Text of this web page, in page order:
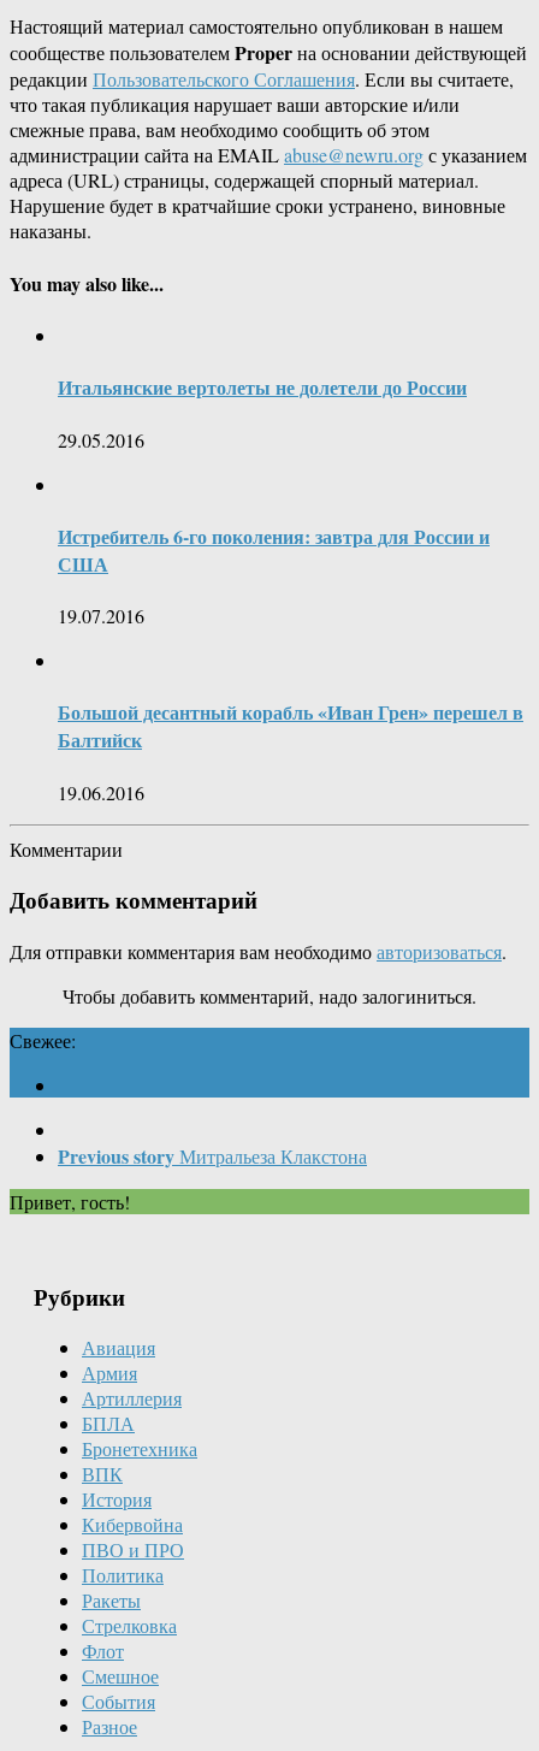
Настоящий материал самостоятельно опубликован в нашем
сообществе пользователемProperна основании действующей
редакции Пользовательского Соглашения. Если вы считаете,
что такая публикация нарушает ваши авторские и/или
смежные права, вам необходимо сообщить об этом
администрации сайта на EMAILabuse@newru.orgс указанием
адреса (URL) страницы, содержащей спорный материал.
Нарушение будет в кратчайшие сроки устранено, виновные
наказаны.
You may also like...
Итальянские вертолеты не долетели до России
29.05.2016
Истребитель 6-го поколения: завтра для России и
США
19.07.2016
Большой десантный корабль «Иван Грен» перешел в
Балтийск
19.06.2016
Комментарии
Добавить комментарий
Для отправки комментария вам необходимоавторизоваться.
Чтобы добавить комментарий, надо залогиниться.
Свежее:
Previous storyМитральеза Клакстона
Привет, гость!
Рубрики
Авиация
Армия
Артиллерия
БПЛА
Бронетехника
ВПК
История
Кибервойна
ПВО и ПРО
Политика
Ракеты
Стрелковка
Флот
Смешное
События
Разное